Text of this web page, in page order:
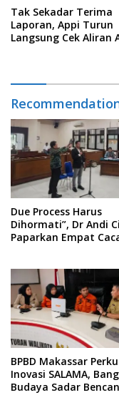
Tak Sekadar Terima
Laporan, Appi Turun
Langsung Cek Aliran
Due Process Harus
Dihormati”, Dr Andi
Paparkan Empat
BPBD Makassar
Inovasi SALAMA,
Budaya Sadar